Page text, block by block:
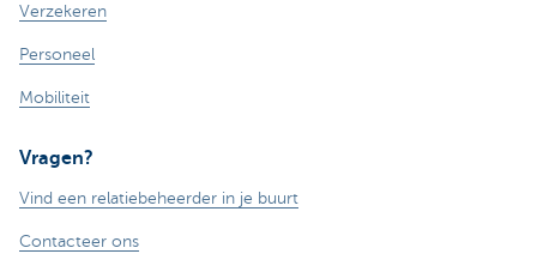
Verzekeren
Personeel
Mobiliteit
Vragen?
Vind een relatiebeheerder in je buurt
Contacteer ons